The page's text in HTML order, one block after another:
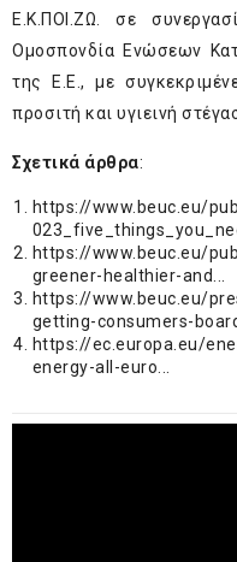
Ε.Κ.ΠΟΙ.ΖΩ. σε
Ομοσπονδία Ενώσεων
της Ε.Ε., με
προσιτή και υγιεινή
Σχετικά άρθρα:
https://www.beuc.eu/
https://www.beuc.eu/
greener-healthier-and...
https://www.beuc.eu/
getting-consumers-
https://ec.europa.eu/
energy-all-euro...